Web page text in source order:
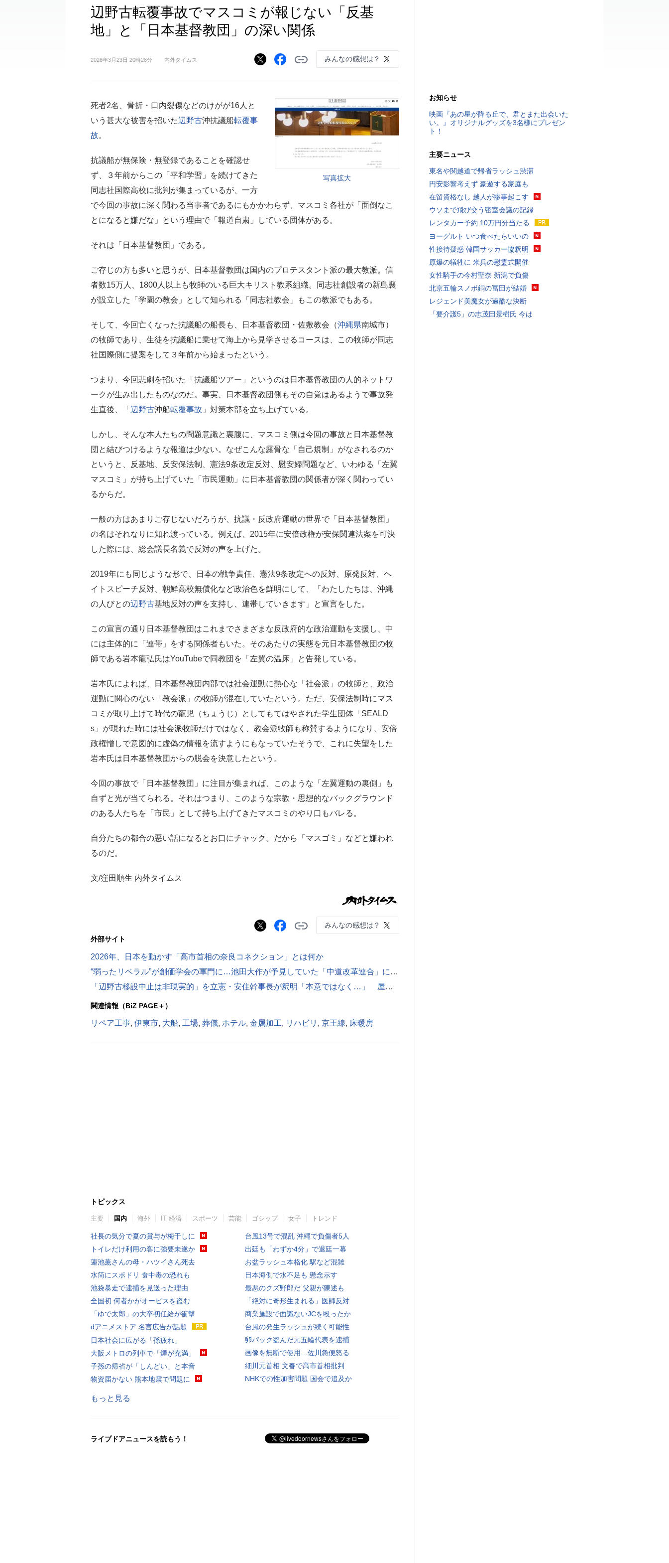
辺野古転覆事故でマスコミが報じない「反基
地」と「日本基督教団」の深い関係
2026年3月23日 20時28分 内外タイムス みんなの感想は？
写真拡大
死者2名、骨折・口内裂傷などのけがが16人と
いう甚大な被害を招いた辺野古沖抗議船転覆事
故。
抗議船が無保険・無登録であることを確認せ
ず、３年前からこの「平和学習」を続けてきた
同志社国際高校に批判が集まっているが、一方
で今回の事故に深く関わる当事者であるにもかかわらず、マスコミ各社が「面倒なこ
とになると嫌だな」という理由で「報道自粛」している団体がある。
それは「日本基督教団」である。
ご存じの方も多いと思うが、日本基督教団は国内のプロテスタント派の最大教派。信
者数15万人、1800人以上も牧師のいる巨大キリスト教系組織。同志社創設者の新島襄
が設立した「学園の教会」として知られる「同志社教会」もこの教派でもある。
そして、今回亡くなった抗議船の船長も、日本基督教団・佐敷教会（沖縄県南城市）
の牧師であり、生徒を抗議船に乗せて海上から見学させるコースは、この牧師が同志
社国際側に提案をして３年前から始まったという。
つまり、今回悲劇を招いた「抗議船ツアー」というのは日本基督教団の人的ネットワ
ークが生み出したものなのだ。事実、日本基督教団側もその自覚はあるようで事故発
生直後、「 辺野古沖船転覆事故 」対策本部を立ち上げている。
しかし、そんな本人たちの問題意識と裏腹に、マスコミ側は今回の事故と日本基督教
団と結びつけるような報道は少ない。なぜこんな露骨な「自己規制」がなされるのか
というと、反基地、反安保法制、憲法9条改定反対、慰安婦問題など、いわゆる「左翼
マスコミ」が持ち上げていた「市民運動」に日本基督教団の関係者が深く関わってい
るからだ。
一般の方はあまりご存じないだろうが、抗議・反政府運動の世界で「日本基督教団」
の名はそれなりに知れ渡っている。例えば、2015年に安倍政権が安保関連法案を可決
した際には、総会議長名義で反対の声を上げた。
2019年にも同じような形で、日本の戦争責任、憲法9条改定への反対、原発反対、ヘ
イトスピーチ反対、朝鮮高校無償化など政治色を鮮明にして、「わたしたちは、沖縄
の人びとの辺野古基地反対の声を支持し、連帯していきます」と宣言をした。
この宣言の通り日本基督教団はこれまでさまざまな反政府的な政治運動を支援し、中
には主体的に「連帯」をする関係者もいた。そのあたりの実態を元日本基督教団の牧
師である岩本龍弘氏はYouTubeで同教団を「左翼の温床」と告発している。
岩本氏によれば、日本基督教団内部では社会運動に熱心な「社会派」の牧師と、政治
運動に関心のない「教会派」の牧師が混在していたという。ただ、安保法制時にマス
コミが取り上げて時代の寵児（ちょうじ）としてもてはやされた学生団体「SEALD
s」が現れた時には社会派牧師だけではなく、教会派牧師も称賛するようになり、安倍
政権憎しで意図的に虚偽の情報を流すようにもなっていたそうで、これに失望をした
岩本氏は日本基督教団からの脱会を決意したという。
今回の事故で「日本基督教団」に注目が集まれば、このような「左翼運動の裏側」も
自ずと光が当てられる。それはつまり、このような宗教・思想的なバックグラウンド
のある人たちを「市民」として持ち上げてきたマスコミのやり口もバレる。
自分たちの都合の悪い話になるとお口にチャック。だから「マスゴミ」などと嫌われ
るのだ。
文/窪田順生 内外タイムス
みんなの感想は？
外部サイト
2026年、日本を動かす「高市首相の奈良コネクション」とは何か
“弱ったリベラル”が創価学会の軍門に…池田大作が予見していた「中道改革連合」に隠された「親中思想」
「辺野古移設中止は非現実的」を立憲・安住幹事長が釈明「本意ではなく…」 屋良議員のポスト物議
関連情報（BiZ PAGE＋）
リペア工事, 伊東市, 大船, 工場, 葬儀, ホテル, 金属加工, リハビリ , 京王線, 床暖房
トピックス
主要 国内 海外 IT 経済 スポーツ 芸能 ゴシップ 女子 トレンド
社長の気分で夏の賞与が梅干しに
トイレだけ利用の客に強要未遂か
蓮池薫さんの母・ハツイさん死去
水筒にスポドリ 食中毒の恐れも
池袋暴走で逮捕を見送った理由
全国初 何者かがオービスを盗む
「ゆで太郎」の大卒初任給が衝撃
dアニメストア 名言広告が話題
日本社会に広がる「孫疲れ」
大阪メトロの列車で「煙が充満」
子孫の帰省が「しんどい」と本音
物資届かない 熊本地震で問題に
台風13号で混乱 沖縄で負傷者5人
出廷も「わずか4分」で退廷一幕
お盆ラッシュ本格化 駅など混雑
日本海側で水不足も 懸念示す
最悪のクズ野郎だ 父親が陳述も
「絶対に奇形生まれる」医師反対
商業施設で面識ないJCを殴ったか
台風の発生ラッシュが続く可能性
卵パック盗んだ元五輪代表を逮捕
画像を無断で使用…佐川急便怒る
細川元首相 文春で高市首相批判
NHKでの性加害問題 国会で追及か
もっと見る
ライブドアニュースを読もう！
お知らせ
映画『あの星が降る丘で、君とまた出会いた
い。』オリジナルグッズを3名様にプレゼン
ト！
主要ニュース
東名や関越道で帰省ラッシュ渋滞
円安影響考えず 豪遊する家庭も
在留資格なし 越人が惨事起こす
ウソまで飛び交う密室会議の記録
レンタカー予約 10万円分当たる
ヨーグルト いつ食べたらいいの
性接待疑惑 韓国サッカー協釈明
原爆の犠牲に 米兵の慰霊式開催
女性騎手の今村聖奈 新潟で負傷
北京五輪スノボ銅の冨田が結婚
レジェンド美魔女が過酷な決断
「要介護5」の志茂田景樹氏 今は